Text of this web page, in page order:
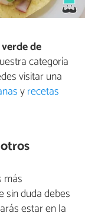
de
categoría
visitar una
yrecetas
más
sin duda debes
estar en la